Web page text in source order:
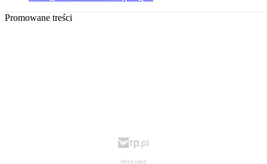
Promowane treści